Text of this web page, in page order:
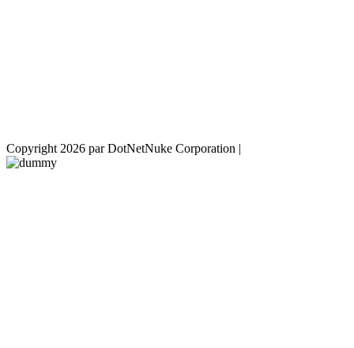
Copyright 2026 par DotNetNuke Corporation |